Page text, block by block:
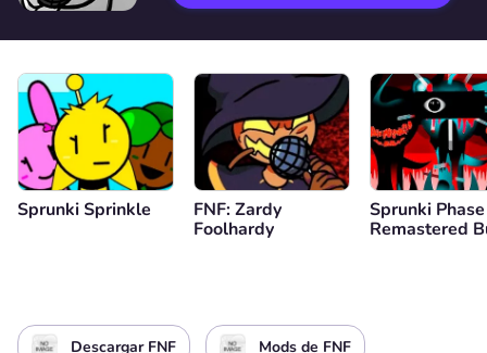
Sprunki Sprinkle
FNF: Zardy
Foolhardy
Sprunki
Remastered
Descargar FNF Mods de FNF